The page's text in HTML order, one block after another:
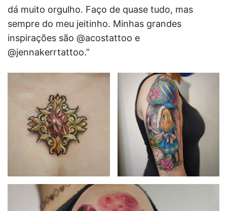
dá muito orgulho. Faço de quase tudo, mas
sempre do meu jeitinho. Minhas grandes
inspirações são @acostattoo e
@jennakerrtattoo.”